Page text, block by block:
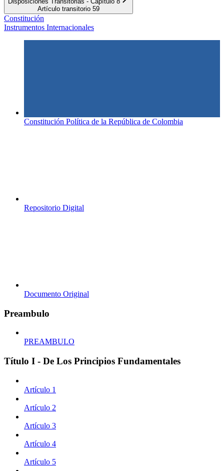
Artículo transitorio 59
Constitución
Instrumentos Internacionales
Constitución Política de la República de Colombia
Repositorio Digital
Documento Original
Preambulo
PREAMBULO
Título I - De Los Principios Fundamentales
Artículo 1
Artículo 2
Artículo 3
Artículo 4
Artículo 5